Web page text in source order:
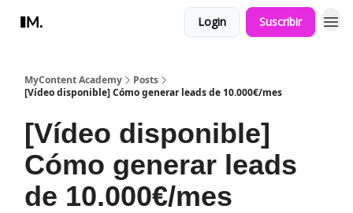
Login Suscribir
MyContent Academy
Posts
[Vídeo disponible] Cómo generar leads de 10.000€/mes
[Vídeo disponible]
Cómo generar leads
de 10.000€/mes